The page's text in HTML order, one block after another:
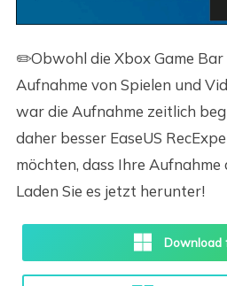
✏️Obwohl die Xbox Game
Aufnahme von Spielen und
war die Aufnahme zeitlich
daher besser EaseUS
möchten, dass Ihre
Laden Sie es jetzt herunter!
Download